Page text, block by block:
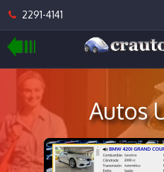
2291-4141
Autos